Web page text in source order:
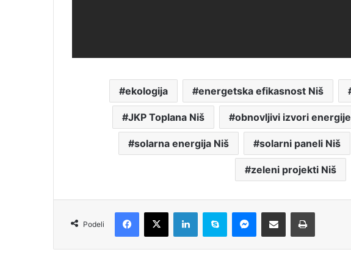
ekologija energetska efikasnost Niš
JKP Toplana Niš obnovljivi izvori energije
solarna energija Niš solarni paneli Niš
zeleni projekti Niš
Podeli